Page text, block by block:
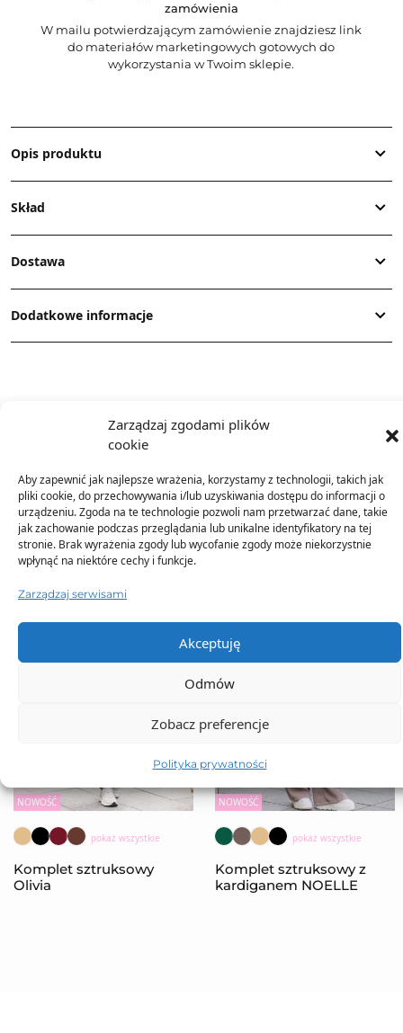
Zarządzaj zgodami plików
cookie
Aby zapewnić jak najlepsze wrażenia, korzystamy z technologii, takich jak
pliki cookie, do przechowywania i/lub uzyskiwania dostępu do informacji o
urządzeniu. Zgoda na te technologie pozwoli nam przetwarzać dane, takie
jak zachowanie podczas przeglądania lub unikalne identyfikatory na tej
stronie. Brak wyrażenia zgody lub wycofanie zgody może niekorzystnie
wpłynąć na niektóre cechy i funkcje.
Zarządzaj serwisami
Akceptuję
Odmów
Zobacz preferencje
Polityka prywatności
zamówienia
W mailu potwierdzającym zamówienie znajdziesz link
do materiałów marketingowych gotowych do
wykorzystania w Twoim sklepie.
Opis produktu
Skład
Dostawa
Dodatkowe informacje
NOWOŚĆ
pokaż wszystkie
Komplet sztruksowy
Olivia
NOWOŚĆ
pokaż wszystkie
Komplet sztruksowy z
kardiganem NOELLE